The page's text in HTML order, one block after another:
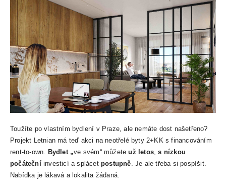
Toužíte po vlastním bydlení v Praze, ale nemáte dost našetřeno?
Projekt Letnian má teď akci na neotřelé byty 2+KK s financováním
rent-to-own. Bydlet „ve svém“ můžete už letos ,s nízkou
počáteční investicí a splácetpostupně . Je ale třeba si pospíšit.
Nabídka je lákavá a lokalita žádaná.